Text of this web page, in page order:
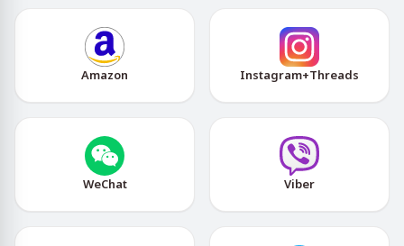
Amazon Instagram+Threads
WeChat Viber